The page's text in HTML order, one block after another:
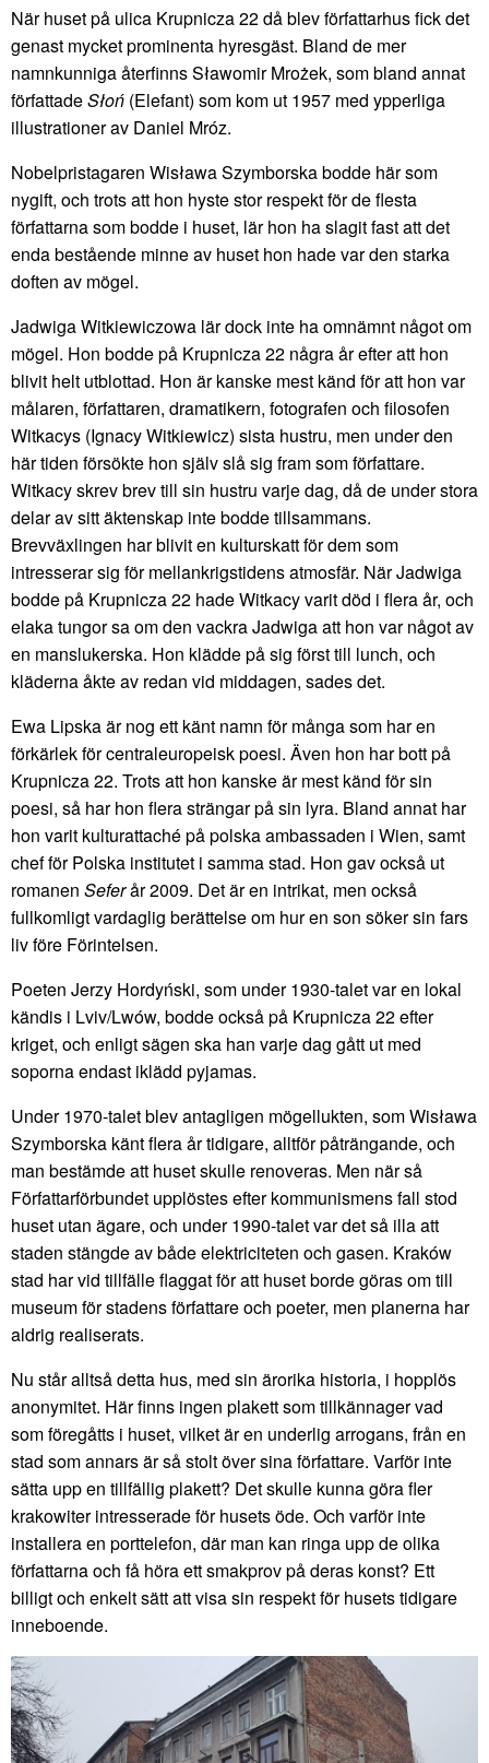
När huset på ulica Krupnicza 22 då blev författarhus fick det
genast mycket prominenta hyresgäst. Bland de mer
namnkunniga återfinns Sławomir Mrożek, som bland annat
författadeSłoń (Elefant) som kom ut 1957 med ypperliga
illustrationer av Daniel Mróz.
Nobelpristagaren Wisława Szymborska bodde här som
nygift, och trots att hon hyste stor respekt för de flesta
författarna som bodde i huset, lär hon ha slagit fast att det
enda bestående minne av huset hon hade var den starka
doften av mögel.
Jadwiga Witkiewiczowa lär dock inte ha omnämnt något om
mögel. Hon bodde på Krupnicza 22 några år efter att hon
blivit helt utblottad. Hon är kanske mest känd för att hon var
målaren, författaren, dramatikern, fotografen och filosofen
Witkacys (Ignacy Witkiewicz) sista hustru, men under den
här tiden försökte hon själv slå sig fram som författare.
Witkacy skrev brev till sin hustru varje dag, då de under stora
delar av sitt äktenskap inte bodde tillsammans.
Brevväxlingen har blivit en kulturskatt för dem som
intresserar sig för mellankrigstidens atmosfär. När Jadwiga
bodde på Krupnicza 22 hade Witkacy varit död i flera år, och
elaka tungor sa om den vackra Jadwiga att hon var något av
en manslukerska. Hon klädde på sig först till lunch, och
kläderna åkte av redan vid middagen, sades det.
Ewa Lipska är nog ett känt namn för många som har en
förkärlek för centraleuropeisk poesi. Även hon har bott på
Krupnicza 22. Trots att hon kanske är mest känd för sin
poesi, så har hon flera strängar på sin lyra. Bland annat har
hon varit kulturattaché på polska ambassaden i Wien, samt
chef för Polska institutet i samma stad. Hon gav också ut
romanen Seferår 2009. Det är en intrikat, men också
fullkomligt vardaglig berättelse om hur en son söker sin fars
liv före Förintelsen.
Poeten Jerzy Hordyński, som under 1930-talet var en lokal
kändis i Lviv/Lwów, bodde också på Krupnicza 22 efter
kriget, och enligt sägen ska han varje dag gått ut med
soporna endast iklädd pyjamas.
Under 1970-talet blev antagligen mögellukten, som Wisława
Szymborska känt flera år tidigare, alltför påträngande, och
man bestämde att huset skulle renoveras. Men när så
Författarförbundet upplöstes efter kommunismens fall stod
huset utan ägare, och under 1990-talet var det så illa att
staden stängde av både elektriciteten och gasen. Kraków
stad har vid tillfälle flaggat för att huset borde göras om till
museum för stadens författare och poeter, men planerna har
aldrig realiserats.
Nu står alltså detta hus, med sin ärorika historia, i hopplös
anonymitet. Här finns ingen plakett som tillkännager vad
som föregåtts i huset, vilket är en underlig arrogans, från en
stad som annars är så stolt över sina författare. Varför inte
sätta upp en tillfällig plakett? Det skulle kunna göra fler
krakowiter intresserade för husets öde. Och varför inte
installera en porttelefon, där man kan ringa upp de olika
författarna och få höra ett smakprov på deras konst? Ett
billigt och enkelt sätt att visa sin respekt för husets tidigare
inneboende.